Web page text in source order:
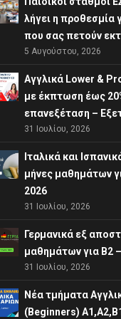
λήγει η προθεσμία
που σας πετούν
5 Αυγούστου, 2026
Αγγλικά Lower &
με έκπτωση έως
επανεξέταση –
31 Ιουλίου, 2026
Ιταλικά και
μήνες μαθημάτων
2026
31 Ιουλίου, 2026
Γερμανικά εξ
μαθημάτων για Β2
31 Ιουλίου, 2026
Νέα τμήματα
(Beginners)